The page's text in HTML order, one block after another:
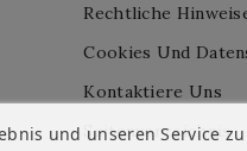
Rechtliche
Cookies Und
Kontaktiere Uns
Seitenverzeichnis
und unseren Service